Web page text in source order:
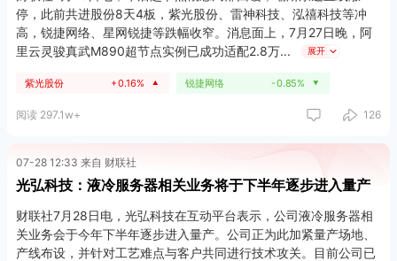
停，此前共进股份8天4板，紫光股份、雷神科技、泓禧科技等冲
高，锐捷网络、星网锐捷等跌幅收窄。消息面上，7月27日晚，阿
里云灵骏真武M890超节点实例已成功适配2.8万
展开
紫光股份 +0.16% ▲ 锐捷网络 -0.85% ▼
阅读 297.1w+ 126
07-28 12:33 来自 财联社
光弘科技：液冷服务器相关业务将于下半年逐步进入量产
财联社7月28日电，光弘科技在互动平台表示，公司液冷服务器相
关业务会于今年下半年逐步进入量产。公司正为此加紧量产场地、
产线布设，并针对工艺难点与客户共同进行技术攻关。目前公司已